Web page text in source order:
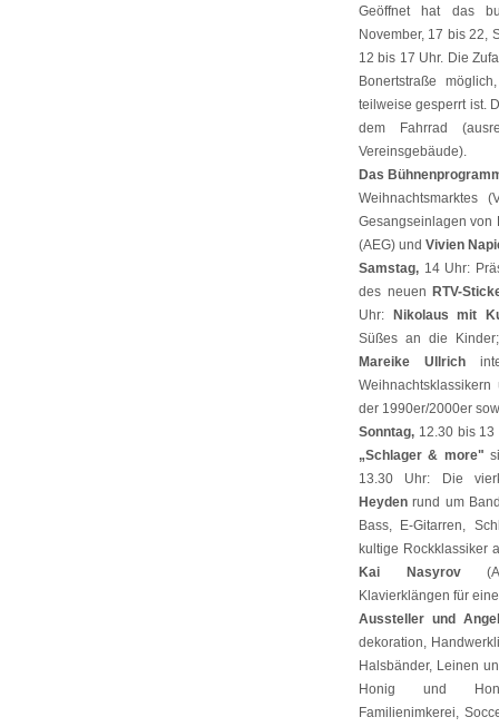
Geöffnet hat das
November, 17 bis 22,
12 bis 17 Uhr. Die
Bonertstraße
teilweise gesperrt ist.
dem Fahrrad
Vereinsgebäude).
Das
Weihnachtsmarktes
Gesangseinlagen
(AEG) und Vivien
Samstag, 14 Uhr:
des neuen RTV-
Uhr: Nikolaus mit
Süßes an die
Mareike Ullrich
der 1990er/2000er
Sonntag, 12.30 bis
„Schlager & more"
13.30 Uhr: Die
Heyden rund um
Bass, E-Gitarren,
kultige Rockklassiker
Kai Nasyrov
Klavierklängen für
Aussteller und
dekoration,
Halsbänder, Leinen
Honig und
Familienimkerei,